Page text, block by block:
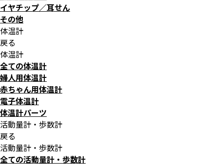
イヤチップ／耳せん
その他
体温計
戻る
体温計
全ての体温計
婦人用体温計
赤ちゃん用体温計
電子体温計
体温計パーツ
活動量計・歩数計
戻る
活動量計・歩数計
全ての活動量計・歩数計